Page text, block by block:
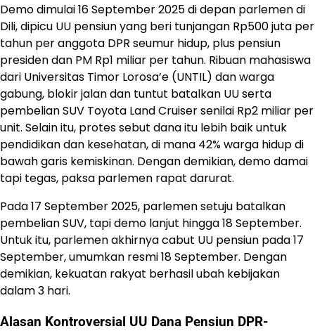
Demo dimulai 16 September 2025 di depan parlemen di
Dili, dipicu UU pensiun yang beri tunjangan Rp500 juta per
tahun per anggota DPR seumur hidup, plus pensiun
presiden dan PM Rp1 miliar per tahun. Ribuan mahasiswa
dari Universitas Timor Lorosa’e (UNTIL) dan warga
gabung, blokir jalan dan tuntut batalkan UU serta
pembelian SUV Toyota Land Cruiser senilai Rp2 miliar per
unit. Selain itu, protes sebut dana itu lebih baik untuk
pendidikan dan kesehatan, di mana 42% warga hidup di
bawah garis kemiskinan. Dengan demikian, demo damai
tapi tegas, paksa parlemen rapat darurat.
Pada 17 September 2025, parlemen setuju batalkan
pembelian SUV, tapi demo lanjut hingga 18 September.
Untuk itu, parlemen akhirnya cabut UU pensiun pada 17
September, umumkan resmi 18 September. Dengan
demikian, kekuatan rakyat berhasil ubah kebijakan
dalam 3 hari.
Alasan Kontroversial UU Dana Pensiun DPR-